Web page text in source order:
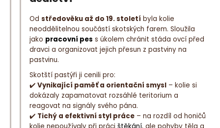
Od středověku až do 19. století byla kolie
neoddělitelnou součástí skotských farem. Sloužila
jako pracovní pes s úkolem chránit stáda ovcí před
dravci a organizovat jejich přesun z pastviny na
pastvinu.
Skotští pastýři ji cenili pro:
✔️ Vynikající paměť a orientační smysl – kolie si
dokázaly zapamatovat rozsáhlé teritorium a
reagovat na signály svého pána.
✔️ Tichý a efektivní styl práce – na rozdíl od honičů